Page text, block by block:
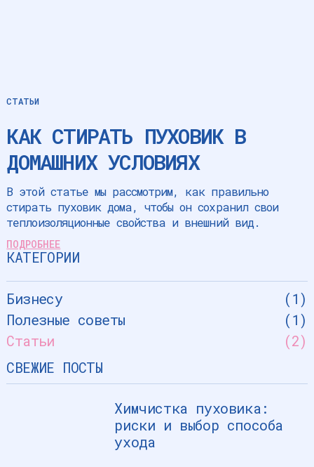
КАТЕГОРИИ
Бизнесу (1)
Полезные советы
(1)
Статьи
(2)
СВЕЖИЕ ПОСТЫ
Химчистка пуховика:
риски и выбор способа
ухода
СТАТЬИ
КАК СТИРАТЬ ПУХОВИК В
ДОМАШНИХ УСЛОВИЯХ
В этой статье мы рассмотрим, как правильно
стирать пуховик дома, чтобы он сохранил свои
теплоизоляционные свойства и внешний вид.
ПОДРОБНЕЕ